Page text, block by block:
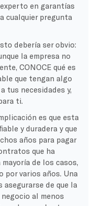
en garantías
cualquier pregunta
debería ser obvio:
la empresa no
CONOCE qué es
que tengan algo
tus necesidades y,
ti.
es que esta
y duradera y que
años para pagar
que ha
de los casos,
varios años. Una
asegurarse de que la
al menos